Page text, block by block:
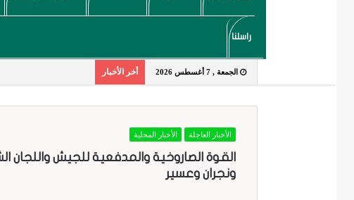
راسلنا
الجمعة , 7 أغسطس 2026 أخر الأخبار
الأخبار العاجلة الأخبار المحلية
القوة الصاروخية والمدفعية للجيش
ونجران وعسير